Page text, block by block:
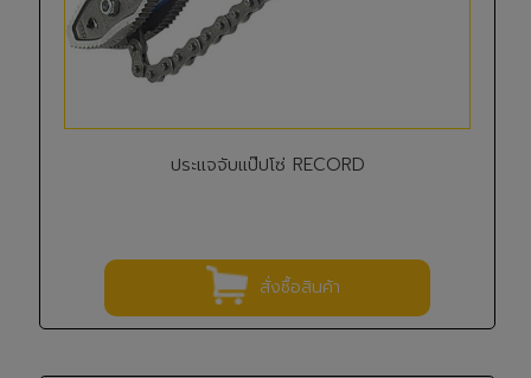
ประแจจับแป๊ปโซ่ RECORD
สั่งซื้อสินค้า